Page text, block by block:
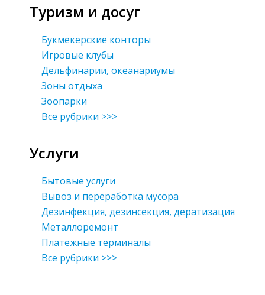
Туризм и досуг
Букмекерские конторы
Игровые клубы
Дельфинарии, океанариумы
Зоны отдыха
Зоопарки
Все рубрики >>>
Услуги
Бытовые услуги
Вывоз и переработка мусора
Дезинфекция, дезинсекция, дератизация
Металлоремонт
Платежные терминалы
Все рубрики >>>